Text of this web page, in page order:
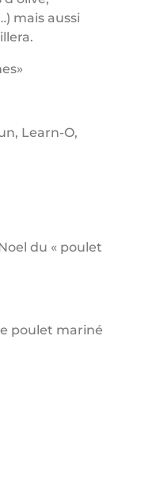
mais aussi
Learn-O,
du « poulet
poulet mariné